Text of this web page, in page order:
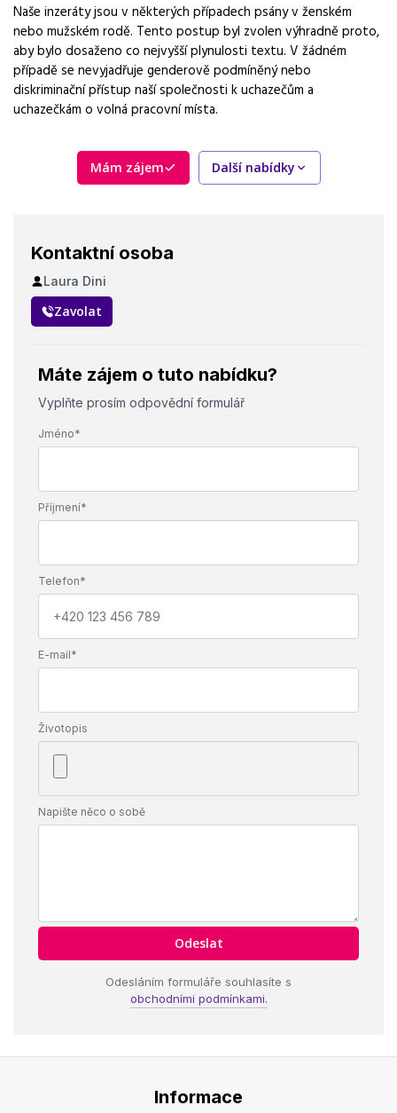
Naše inzeráty jsou v některých případech psány v ženském
nebo mužském rodě. Tento postup byl zvolen výhradně proto,
aby bylo dosaženo co nejvyšší plynulosti textu. V žádném
případě se nevyjadřuje genderově podmíněný nebo
diskriminační přístup naší společnosti k uchazečům a
uchazečkám o volná pracovní místa.
Mám zájem Další nabídky
Kontaktní osoba
Laura Dini
Zavolat
Máte zájem o tuto nabídku?
Vyplňte prosím odpovědní formulář
Jméno*
Příjmení*
Telefon*
E-mail*
Životopis
Napište něco o sobě
Odesláním formuláře souhlasíte s
obchodními podmínkami.
Informace